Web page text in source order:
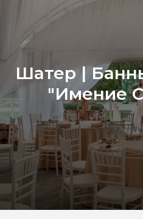
Шатер |
"Имение